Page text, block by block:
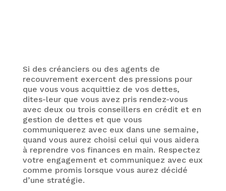
Si des créanciers ou des agents de
recouvrement exercent des pressions pour
que vous vous acquittiez de vos dettes,
dites-leur que vous avez pris rendez-vous
avec deux ou trois conseillers en crédit et en
gestion de dettes et que vous
communiquerez avec eux dans une semaine,
quand vous aurez choisi celui qui vous aidera
à reprendre vos finances en main. Respectez
votre engagement et communiquez avec eux
comme promis lorsque vous aurez décidé
d’une stratégie.